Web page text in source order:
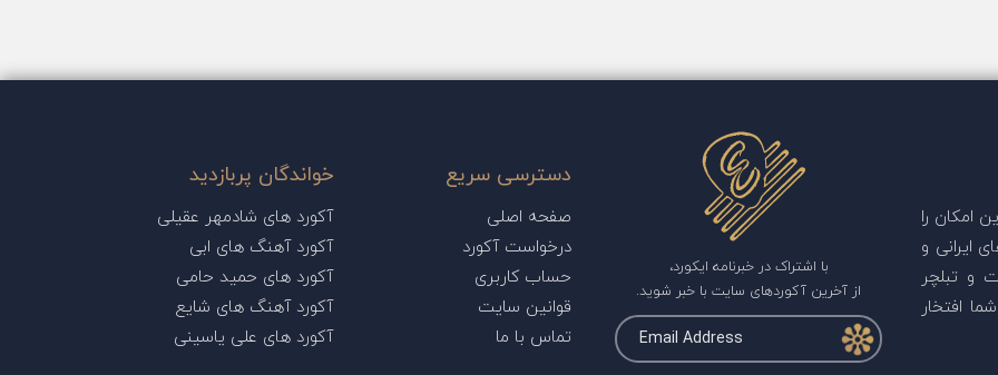
امکان را
ایرانی و
و تبلچر
افتخار
با اشتراک در خبرنامه ایکورد،
از آخرین آکوردهای سایت با خبر شوید.
دسترسی سریع
صفحه اصلی
درخواست آکورد
حساب کاربری
قوانین سایت
تماس با ما
خواندگان پربازدید
آکورد های شادمهر عقیلی
آکورد آهنگ های ابی
آکورد های حمید حامی
آکورد آهنگ های شایع
آکورد های علی یاسینی